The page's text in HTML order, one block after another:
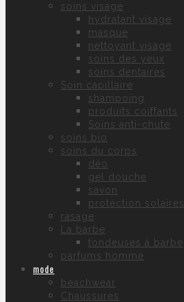
soins visage
hydratant visage
masque
nettoyant visage
soins des yeux
soins dentaires
Soin capillaire
shampoing
produits coiffants
Soins anti-chute
soins bio
soins du corps
déo
gel douche
savon
protection solaires
rasage
La barbe
tondeuses à barbe
parfums homme
mode
beachwear
Chaussures